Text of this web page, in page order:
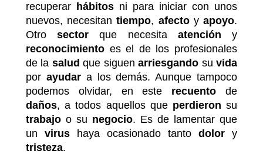
recuperar hábitos ni para iniciar con unos
nuevos, necesitantiempo, afectoyapoyo.
Otrosector que necesita atención y
reconocimiento es el de los profesionales
de la salud que siguenarriesgando suvida
por ayudara los demás. Aunque tampoco
podemos olvidar, en este recuento de
daños, a todos aquellos que perdieron su
trabajo o su negocio. Es de lamentar que
un virus haya ocasionado tanto dolor y
tristeza.